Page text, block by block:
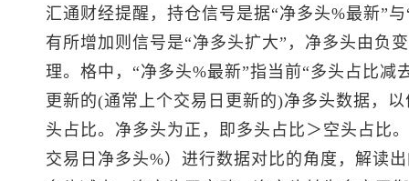
汇通财经提醒，持仓信号是据“净多头%最新”
有所增加则信号是“净多头扩大”，净多头由负
理。格中，“净多头%最新”指当前“多头占比减
更新的(通常上个交易日更新的)净多头数据，
头占比。净多头为正，即多头占比＞空头占比
交易日净多头%）进行数据对比的角度，解读